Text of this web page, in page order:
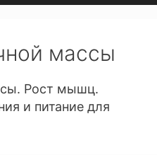
массы
Рост мышц.
и питание для